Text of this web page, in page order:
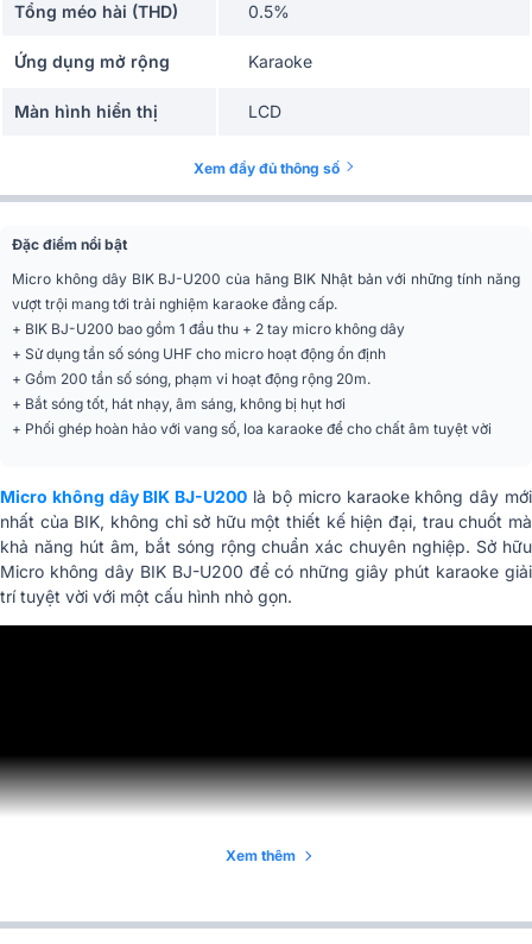
Tổng méo hài (THD) 0.5%
Ứng dụng mở rộng Karaoke
Màn hình hiển thị LCD
Tiêu chuẩn
Tần số lấy nét tự động
Ch), B 665 MHz - 689,75 MHz
(100 - 199 Ch)
Kiểm soát độ nhạy
12dB uV - 32 dB uV
Đầu ra âm thanh Cân
bằng
300 mV 2,5 V
Đầu vào anten Loại BNC (50 Ω)
Yêu cầu về nguồn điện 12V/1000mA
Nhiệt độ hoạt động 5°C -40°C
Tần số lấy nét tự động 640 MHz - 589,75 MHz (0-199 Ch)
Loại sóng F3
300kHz
Xem đầy đủ thông số
Đặc điểm nổi bật
Micro không dây BIK BJ-U200 của hãng BIK Nhật bản với những tính năng
vượt trội mang tới trải nghiệm karaoke đẳng cấp.
+ BIK BJ-U200 bao gồm 1 đầu thu + 2 tay micro không dây
+ Sử dụng tần số sóng UHF cho micro hoạt động ổn định
+ Gồm 200 tần số sóng, phạm vi hoạt động rộng 20m.
+ Bắt sóng tốt, hát nhạy, âm sáng, không bị hụt hơi
+ Phối ghép hoàn hảo với vang số, loa karaoke để cho chất âm tuyệt vời
Micro không dây BIK BJ-U200 là bộ micro karaoke không dây mới
nhất của BIK, không chỉ sở hữu một thiết kế hiện đại, trau chuốt mà
khả năng hút âm, bắt sóng rộng chuẩn xác chuyên nghiệp. Sở hữu
Micro không dây BIK BJ-U200 để có những giây phút karaoke giải
trí tuyệt vời với một cấu hình nhỏ gọn.
Xem thêm